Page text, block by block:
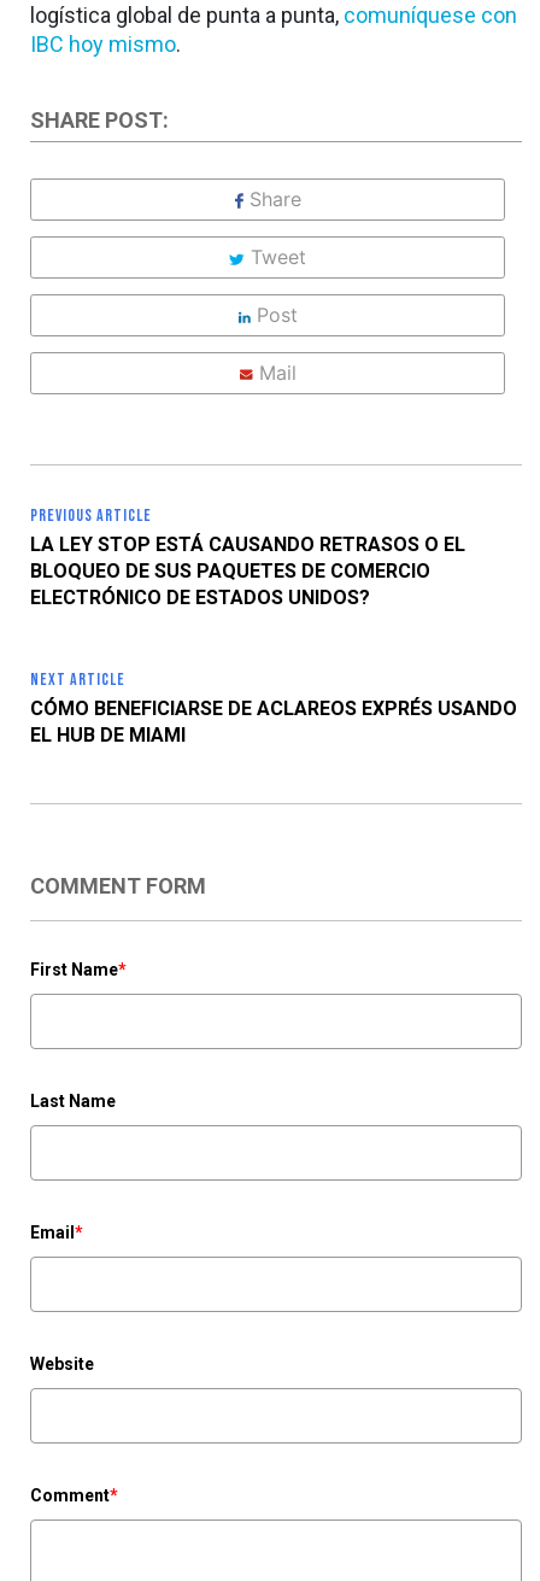
logística global de punta a punta, comuníquese con
IBC hoy mismo.
SHARE POST:
Share
Tweet
Post
Mail
PREVIOUS ARTICLE
LA LEY STOP ESTÁ CAUSANDO RETRASOS O EL
BLOQUEO DE SUS PAQUETES DE COMERCIO
ELECTRÓNICO DE ESTADOS UNIDOS?
NEXT ARTICLE
CÓMO BENEFICIARSE DE ACLAREOS EXPRÉS USANDO
EL HUB DE MIAMI
COMMENT FORM
First Name*
Last Name
Email*
Website
Comment*